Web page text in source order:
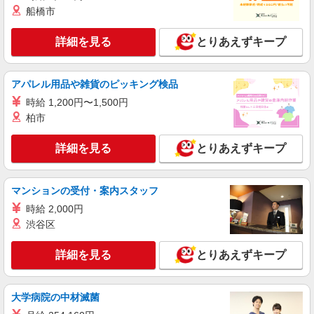
船橋市
詳細を見る とりあえずキープ
アパレル用品や雑貨のピッキング検品
時給 1,200円〜1,500円
柏市
詳細を見る とりあえずキープ
マンションの受付・案内スタッフ
時給 2,000円
渋谷区
詳細を見る とりあえずキープ
大学病院の中材滅菌